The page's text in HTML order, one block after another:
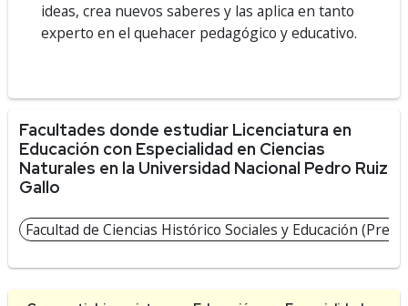
ideas, crea nuevos saberes y las aplica en tanto
experto en el quehacer pedagógico y educativo.
Facultades donde estudiar Licenciatura en
Educación con Especialidad en Ciencias
Naturales en la Universidad Nacional Pedro Ruiz
Gallo
Facultad de Ciencias Histórico Sociales y Educación